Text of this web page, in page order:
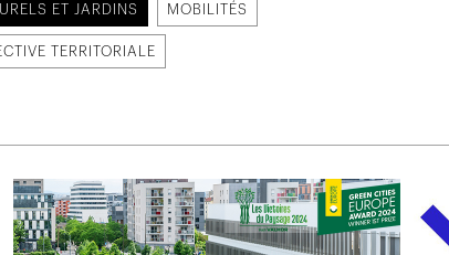
ET JARDINS MOBILITÉS
TERRITORIALE